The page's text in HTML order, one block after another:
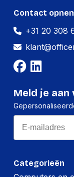
Hoeveelheid:
Breedte:
Lengte:
Gewicht:
Categorieën
Contact
+31 20 308
Meld je
Email